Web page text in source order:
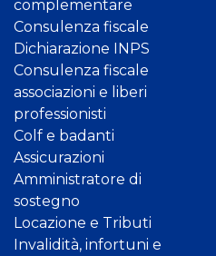
complementare
Consulenza fiscale
Dichiarazione INPS
Consulenza fiscale
associazioni e liberi
professionisti
Colf e badanti
Assicurazioni
Amministratore di
sostegno
Locazione e Tributi
Invalidità, infortuni e